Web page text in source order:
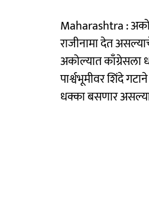
Maharashtra :
राजीनामा देत
अकोल्यात काँग्रेसला
पार्श्वभूमीवर शिंदे
धक्का बसणार